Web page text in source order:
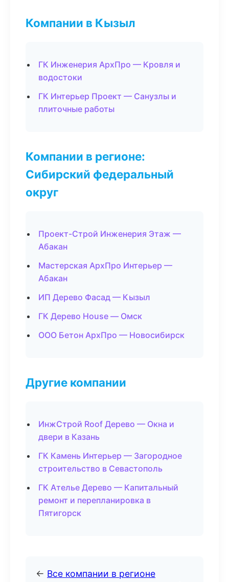
Компании в Кызыл
ГК Инженерия АрхПро — Кровля и
водостоки
ГК Интерьер Проект — Санузлы и
плиточные работы
Компании в регионе:
Сибирский федеральный
округ
Проект-Строй Инженерия Этаж —
Абакан
Мастерская АрхПро Интерьер —
Абакан
ИП Дерево Фасад — Кызыл
ГК Дерево House — Омск
ООО Бетон АрхПро — Новосибирск
Другие компании
ИнжСтрой Roof Дерево — Окна и
двери в Казань
ГК Камень Интерьер — Загородное
строительство в Севастополь
ГК Ателье Дерево — Капитальный
ремонт и перепланировка в
Пятигорск
← Все компании в регионе